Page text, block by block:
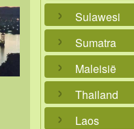
Sulawesi
Sumatra
Maleisië
Thailand
Laos